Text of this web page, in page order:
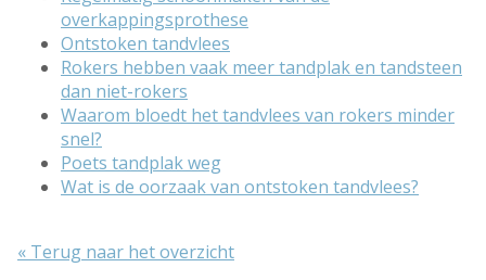
overkappingsprothese
Ontstoken tandvlees
Rokers hebben vaak meer tandplak en tandsteen
dan niet-rokers
Waarom bloedt het tandvlees van rokers minder
snel?
Poets tandplak weg
Wat is de oorzaak van ontstoken tandvlees?
« Terug naar het overzicht